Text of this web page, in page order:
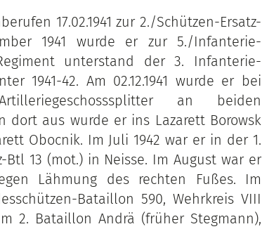
17.02.1941 zur 2./Schützen-Ersatz-
1941 wurde er zur 5./Infanterie-
unterstand der 3. Infanterie-
1941-42. Am 02.12.1941 wurde er bei
an beiden
dort aus wurde er ins Lazarett Borowsk
Obocnik. Im Juli 1942 war er in der 1.
Btl 13 (mot.) in Neisse. Im August war er
Lähmung des rechten Fußes. Im
Bataillon 590, Wehrkreis VIII
2. Bataillon Andrä (früher Stegmann),